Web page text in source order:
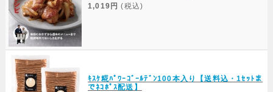
1,019円 (税込)
ｷｽｹ糀ﾊﾟﾜｰｺﾞｰﾙﾃﾞﾝ100本入り【送料込・1ｾｯﾄま
でﾈｺﾎﾟｽ配送】